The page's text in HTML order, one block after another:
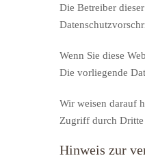
Die Betreiber
Wenn Sie diese
Die vorliegende
Wir weisen darauf
Zugriff durch
Hinweis zur